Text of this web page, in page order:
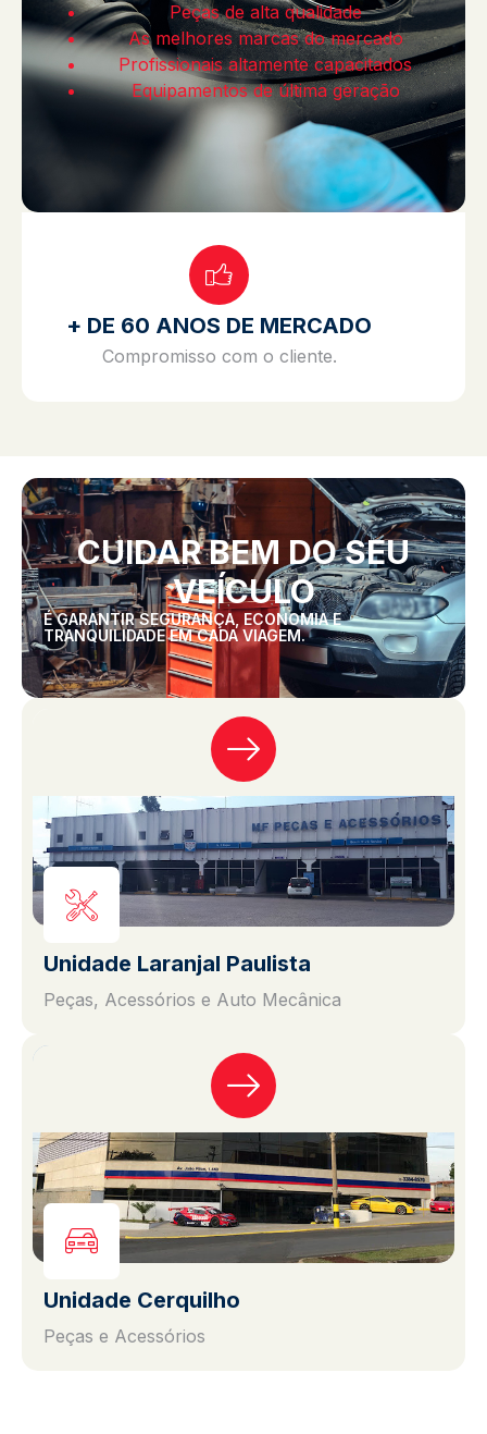
Peças de alta qualidade
As melhores marcas do mercado
Profissionais altamente capacitados
Equipamentos de última geração
+ DE 60 ANOS DE MERCADO
Compromisso com o cliente.
CUIDAR BEM DO SEU
VEÍCULO
É GARANTIR SEGURANÇA, ECONOMIA E
TRANQUILIDADE EM CADA VIAGEM.
Unidade Laranjal Paulista
Peças, Acessórios e Auto Mecânica
Unidade Cerquilho
Peças e Acessórios